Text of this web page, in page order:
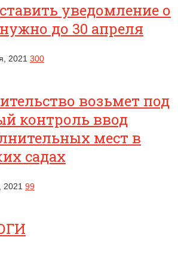
уведомление о
до 30 апреля
2021 300
возьмет под
контроль ввод
мест в
садах
2021 99